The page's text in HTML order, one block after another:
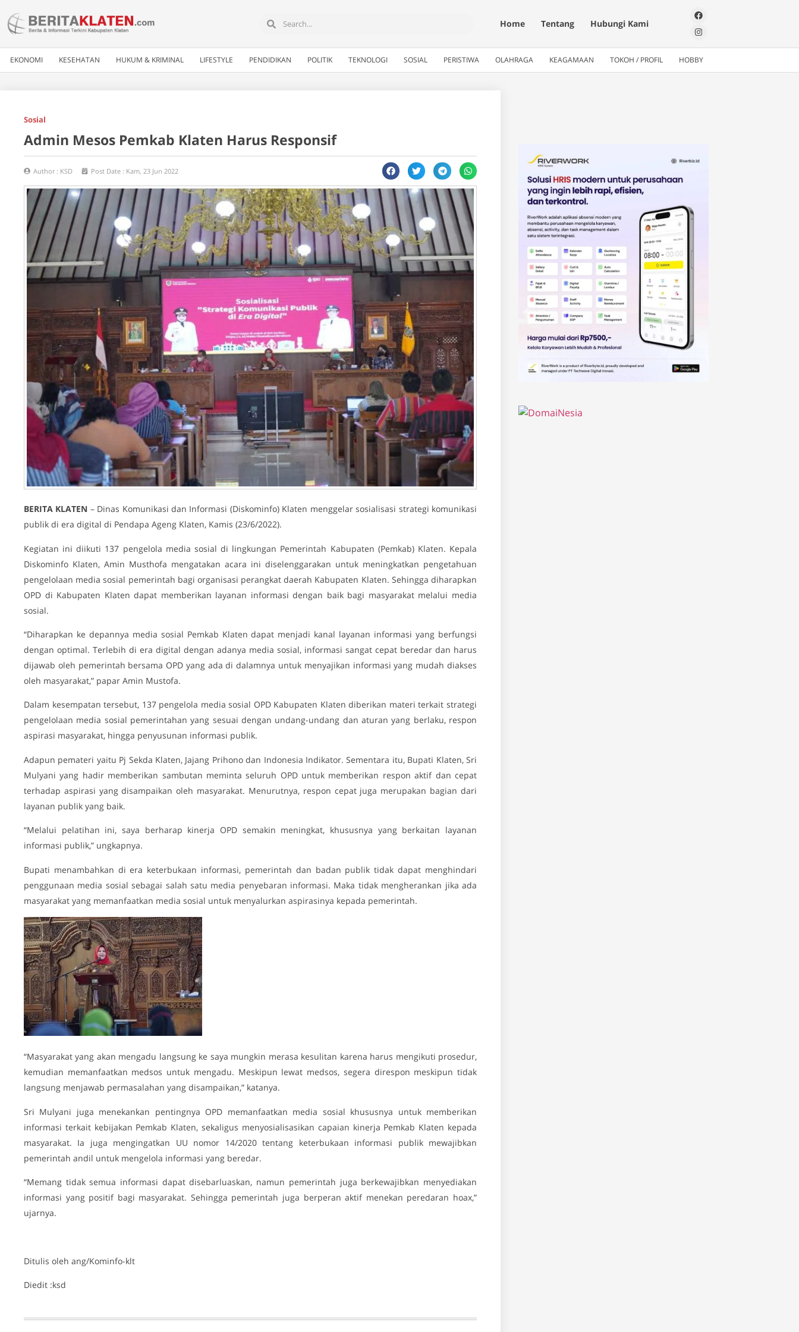
Home Tentang Hubungi Kami
EKONOMI KESEHATAN HUKUM & KRIMINAL LIFESTYLE PENDIDIKAN POLITIK TEKNOLOGI SOSIAL PERISTIWA OLAHRAGA KEAGAMAAN TOKOH / PROFIL HOBBY
Sosial
Admin Mesos Pemkab Klaten Harus Responsif
Author : KSD Post Date : Kam, 23 Jun 2022
BERITA KLATEN – Dinas Komunikasi dan Informasi (Diskominfo) Klaten menggelar sosialisasi strategi komunikasi
publik di era digital di Pendapa Ageng Klaten, Kamis (23/6/2022).
Kegiatan ini diikuti 137 pengelola media sosial di lingkungan Pemerintah Kabupaten (Pemkab) Klaten. Kepala
Diskominfo Klaten, Amin Musthofa mengatakan acara ini diselenggarakan untuk meningkatkan pengetahuan
pengelolaan media sosial pemerintah bagi organisasi perangkat daerah Kabupaten Klaten. Sehingga diharapkan
OPD di Kabupaten Klaten dapat memberikan layanan informasi dengan baik bagi masyarakat melalui media
sosial.
“Diharapkan ke depannya media sosial Pemkab Klaten dapat menjadi kanal layanan informasi yang berfungsi
dengan optimal. Terlebih di era digital dengan adanya media sosial, informasi sangat cepat beredar dan harus
dijawab oleh pemerintah bersama OPD yang ada di dalamnya untuk menyajikan informasi yang mudah diakses
oleh masyarakat,” papar Amin Mustofa.
Dalam kesempatan tersebut, 137 pengelola media sosial OPD Kabupaten Klaten diberikan materi terkait strategi
pengelolaan media sosial pemerintahan yang sesuai dengan undang-undang dan aturan yang berlaku, respon
aspirasi masyarakat, hingga penyusunan informasi publik.
Adapun pemateri yaitu Pj Sekda Klaten, Jajang Prihono dan Indonesia Indikator. Sementara itu, Bupati Klaten, Sri
Mulyani yang hadir memberikan sambutan meminta seluruh OPD untuk memberikan respon aktif dan cepat
terhadap aspirasi yang disampaikan oleh masyarakat. Menurutnya, respon cepat juga merupakan bagian dari
layanan publik yang baik.
“Melalui pelatihan ini, saya berharap kinerja OPD semakin meningkat, khususnya yang berkaitan layanan
informasi publik,” ungkapnya.
Bupati menambahkan di era keterbukaan informasi, pemerintah dan badan publik tidak dapat menghindari
penggunaan media sosial sebagai salah satu media penyebaran informasi. Maka tidak mengherankan jika ada
masyarakat yang memanfaatkan media sosial untuk menyalurkan aspirasinya kepada pemerintah.
“Masyarakat yang akan mengadu langsung ke saya mungkin merasa kesulitan karena harus mengikuti prosedur,
kemudian memanfaatkan medsos untuk mengadu. Meskipun lewat medsos, segera direspon meskipun tidak
langsung menjawab permasalahan yang disampaikan,” katanya.
Sri Mulyani juga menekankan pentingnya OPD memanfaatkan media sosial khususnya untuk memberikan
informasi terkait kebijakan Pemkab Klaten, sekaligus menyosialisasikan capaian kinerja Pemkab Klaten kepada
masyarakat. Ia juga mengingatkan UU nomor 14/2020 tentang keterbukaan informasi publik mewajibkan
pemerintah andil untuk mengelola informasi yang beredar.
“Memang tidak semua informasi dapat disebarluaskan, namun pemerintah juga berkewajibkan menyediakan
informasi yang positif bagi masyarakat. Sehingga pemerintah juga berperan aktif menekan peredaran hoax,”
ujarnya.
Ditulis oleh ang/Kominfo-klt
Diedit :ksd